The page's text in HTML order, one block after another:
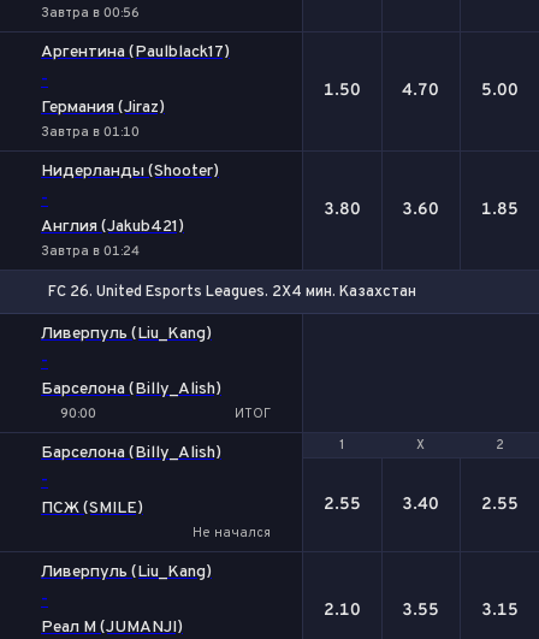
Завтра в 00:56
Аргентина (Paulblack17)
-
Германия (Jiraz)
Завтра в 01:10
1.50 4.70 5.00
Нидерланды (Shooter)
-
Англия (Jakub421)
Завтра в 01:24
3.80 3.60 1.85
FC 26. United Esports Leagues. 2X4 мин. Казахстан
Ливерпуль (Liu_Kang)
-
Барселона (Billy_Alish)
90:00
ИТОГ
1
Х 2
Барселона (Billy_Alish)
-
ПСЖ (SMILE)
Не начался
1 Х 2
2.55 3.40 2.55
Ливерпуль (Liu_Kang)
-
Реал М (JUMANJI)
2.10 3.55 3.15